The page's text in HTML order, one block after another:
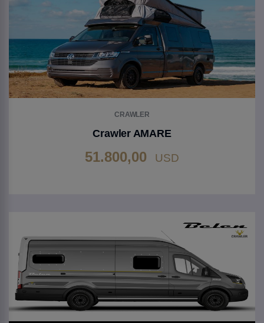
CRAWLER
Crawler AMARE
51.800,00 USD